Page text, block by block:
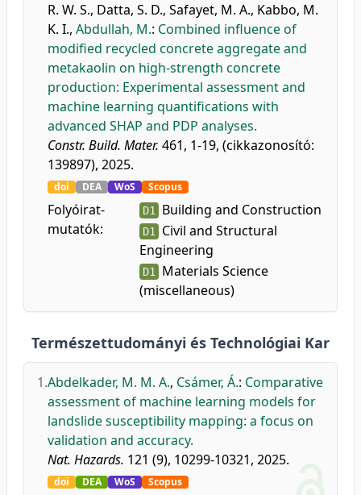
R. W. S., Datta, S. D., Safayet, M. A., Kabbo, M.
K. I., Abdullah, M.: Combined influence of
modified recycled concrete aggregate and
metakaolin on high-strength concrete
production: Experimental assessment and
machine learning quantifications with
advanced SHAP and PDP analyses.
Constr. Build. Mater. 461, 1-19, (cikkazonosító:
139897), 2025.
doi DEA WoS Scopus
Folyóirat-
mutatók:
D1 Building and Construction
D1 Civil and Structural
Engineering
D1 Materials Science
(miscellaneous)
Természettudományi és Technológiai Kar
1.Abdelkader, M. M. A., Csámer, Á.: Comparative
assessment of machine learning models for
landslide susceptibility mapping: a focus on
validation and accuracy.
Nat. Hazards. 121 (9), 10299-10321, 2025.
doi DEA WoS Scopus